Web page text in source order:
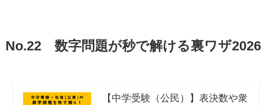
No.22 数字問題が秒で解ける裏ワザ2026
【中学受験（公民）】表決数や衆